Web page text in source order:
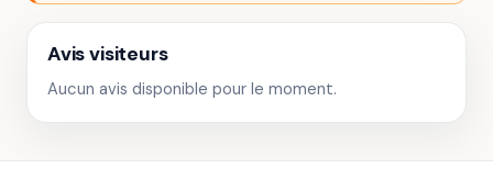
Avis visiteurs
Aucun avis disponible pour le moment.